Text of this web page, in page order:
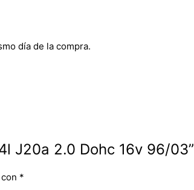
día de la compra.
J20a 2.0 Dohc 16v 96/03”
*